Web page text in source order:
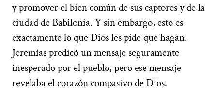
y promover el bien común de sus captores y de la
ciudad de Babilonia. Y sin embargo, esto es
exactamente lo que Dios les pide que hagan.
Jeremías predicó un mensaje seguramente
inesperado por el pueblo, pero ese mensaje
revelaba el corazón compasivo de Dios.